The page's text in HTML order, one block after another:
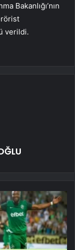
Bakanlığı’nın
verildi.